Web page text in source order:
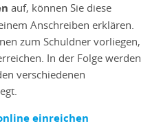
auf, können Sie diese
Anschreiben erklären.
zum Schuldner vorliegen,
In der Folge werden
verschiedenen
einreichen